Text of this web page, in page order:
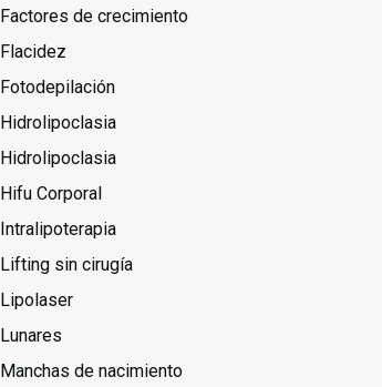
Factores de crecimiento
Flacidez
Fotodepilación
Hidrolipoclasia
Hidrolipoclasia
Hifu Corporal
Intralipoterapia
Lifting sin cirugía
Lipolaser
Lunares
Manchas de nacimiento